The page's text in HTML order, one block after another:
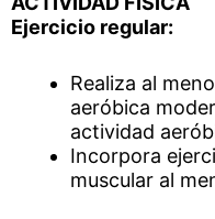
Ejercicio regular:
Realiza al
aeróbica
actividad
Incorpora
muscular al